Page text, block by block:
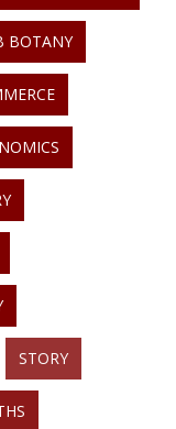
BOTANY
STORY